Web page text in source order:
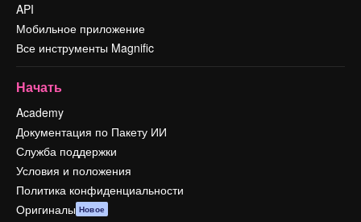
API
Мобильное приложение
Все инструменты Magnific
Начать
Academy
Документация по Пакету ИИ
Служба поддержки
Условия и положения
Политика конфиденциальности
Оригиналы Новое